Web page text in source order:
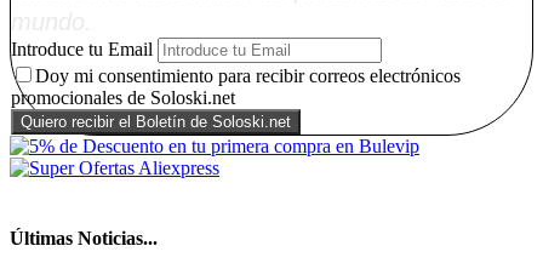
Introduce tu Email
Doy mi consentimiento para recibir correos electrónicos
promocionales de Soloski.net
Últimas Noticias...